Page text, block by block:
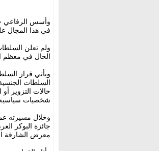
وأسس الرفاعي
في هذا المجال
ولم تعلن
الحال في معظم
ويأتي قرار
السلطات
حالات التزوير
شخصيات سياسية
وخلال مسيرته
جائزة البوكر
معرض الشارقة الدولي للكتاب عام